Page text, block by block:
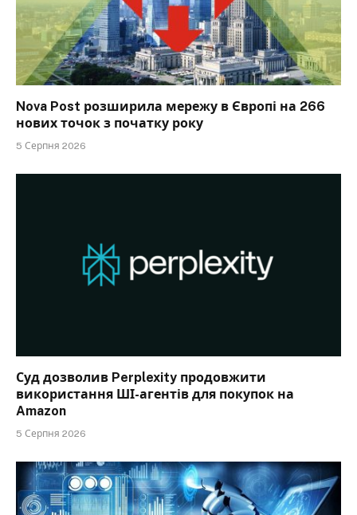
Nova Post розширила мережу в Європі на 266
нових точок з початку року
5 Серпня 2026
Суд дозволив Perplexity продовжити
використання ШІ-агентів для покупок на
Amazon
5 Серпня 2026